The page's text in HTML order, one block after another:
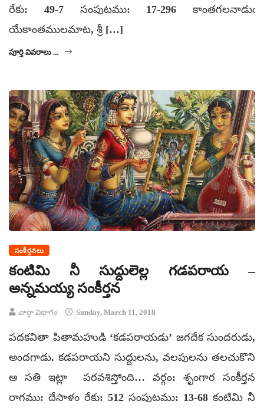
రేకు: 49-7 సంపుటము: 17-296 కాంతగలనాడుఁ
యేకాంతములమాట, శ్రీ […]
పూర్తి వివరాలు ...
సంకీర్తనలు
కంటిమి నీ సుద్దులెల్ల గడపరాయ –
అన్నమయ్య సంకీర్తన
వార్తా విభాగం Sunday, March 11, 2018
పదకవితా పితామహుడి ‘కడపరాయడు’ జగదేక సుందరుడు,
అందగాడు. కడపరాయని సుద్దులను, వలపులను తలచుకొని
ఆ సతి ఇట్లా పరవశిస్తోంది… వర్గం: శృంగార సంకీర్తన
రాగము: దేసాళం రేకు: 512 సంపుటము: 13-68 కంటిమి నీ